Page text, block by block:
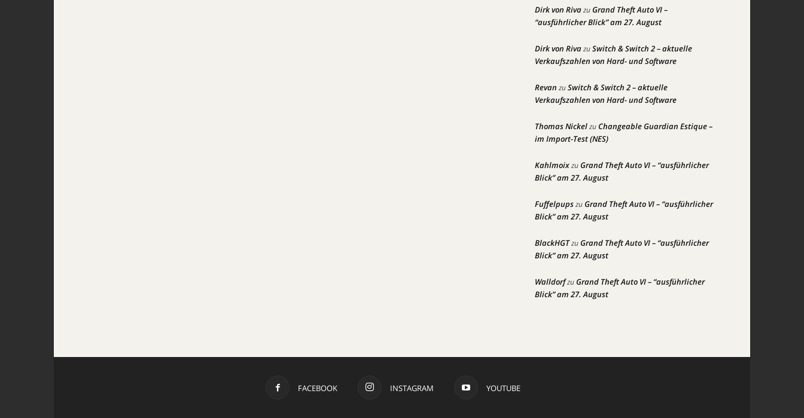
Dirk von RivazuGrand Theft Auto VI –
“ausführlicher Blick” am 27. August
Dirk von RivazuSwitch & Switch 2 – aktuelle
Verkaufszahlen von Hard- und Software
Revan zuSwitch & Switch 2 – aktuelle
Verkaufszahlen von Hard- und Software
Thomas NickelzuChangeable Guardian Estique –
im Import-Test (NES)
KahlmoixzuGrand Theft Auto VI – “ausführlicher
Blick” am 27. August
FuffelpupszuGrand Theft Auto VI – “ausführlicher
Blick” am 27. August
BlackHGTzuGrand Theft Auto VI – “ausführlicher
Blick” am 27. August
WalldorfzuGrand Theft Auto VI – “ausführlicher
Blick” am 27. August
FACEBOOK INSTAGRAM YOUTUBE